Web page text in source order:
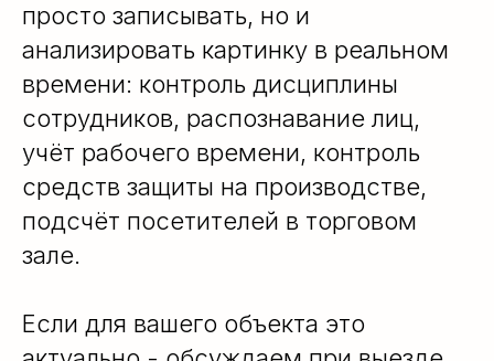
просто записывать, но и
анализировать картинку в реальном
времени: контроль дисциплины
сотрудников, распознавание лиц,
учёт рабочего времени, контроль
средств защиты на производстве,
подсчёт посетителей в торговом
зале.
Если для вашего объекта это